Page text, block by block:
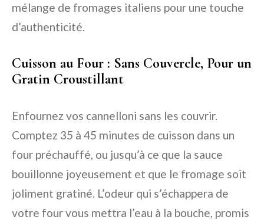
mélange de fromages italiens pour une touche
d’authenticité.
Cuisson au Four : Sans Couvercle, Pour un
Gratin Croustillant
Enfournez vos cannelloni sans les couvrir.
Comptez 35 à 45 minutes de cuisson dans un
four préchauffé, ou jusqu’à ce que la sauce
bouillonne joyeusement et que le fromage soit
joliment gratiné. L’odeur qui s’échappera de
votre four vous mettra l’eau à la bouche, promis